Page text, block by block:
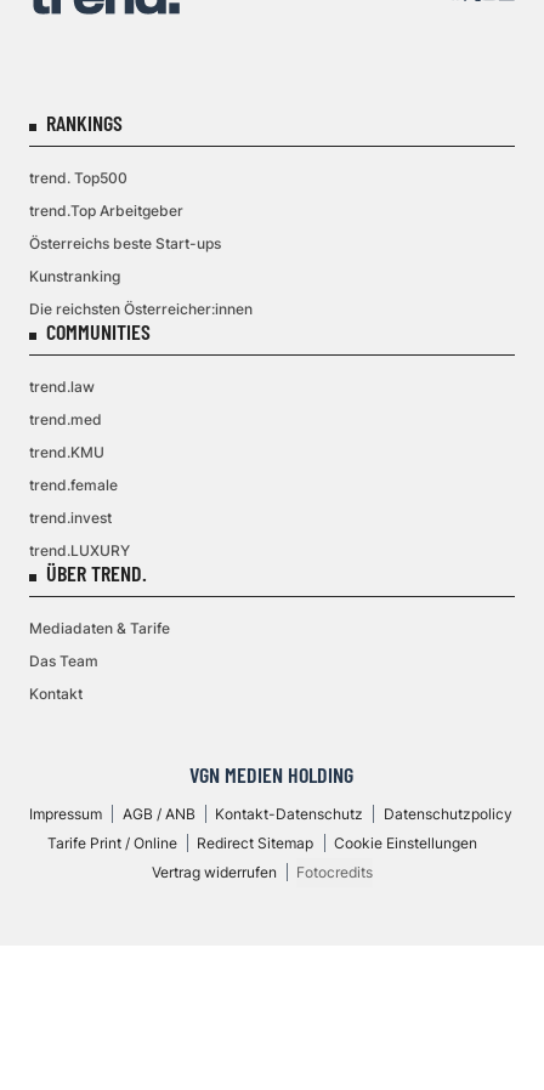
RANKINGS
trend. Top500
trend.Top Arbeitgeber
Österreichs beste Start-ups
Kunstranking
Die reichsten Österreicher:innen
COMMUNITIES
trend.law
trend.med
trend.KMU
trend.female
trend.invest
trend.LUXURY
ÜBER TREND.
Mediadaten & Tarife
Das Team
Kontakt
VGN MEDIEN HOLDING
Impressum AGB / ANB Kontakt-Datenschutz
Datenschutzpolicy
Tarife Print / Online
Redirect Sitemap
Cookie Einstellungen
Vertrag widerrufen
Fotocredits